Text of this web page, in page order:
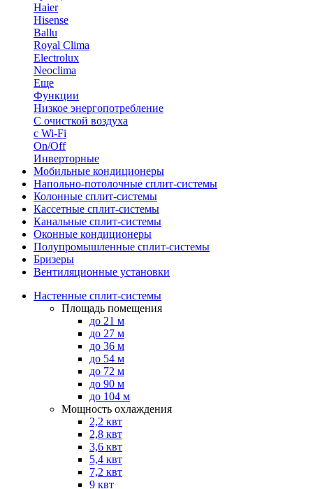
Haier
Hisense
Ballu
Royal Clima
Electrolux
Neoclima
Еще
Функции
Низкое энергопотребление
С очисткой воздуха
с Wi-Fi
On/Off
Инверторные
Мобильные кондиционеры
Напольно-потолоч​ные ​сплит-системы
Колонные ​​сплит-системы
Кассетные сплит-системы
Канальные сплит-системы
Оконные кондиционеры
Полупромышленные сплит-системы
Бризеры
Вентиляционные установки
Настенные сплит-системы
Площадь помещения
до 21 м
до 27 м
до 36 м
до 54 м
до 72 м
до 90 м
до 104 м
Мощность охлаждения
2,2 квт
2,8 квт
3,6 квт
5,4 квт
7,2 квт
9 квт